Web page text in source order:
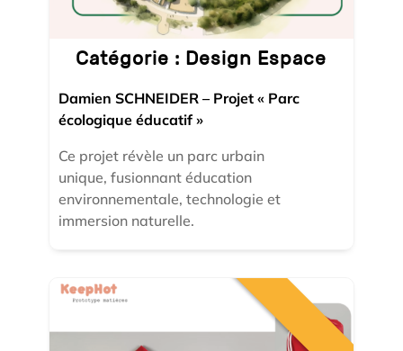
Catégorie : Design Espace
Damien SCHNEIDER – Projet « Parc
écologique éducatif »
Ce projet révèle un parc urbain
unique, fusionnant éducation
environnementale, technologie et
immersion naturelle.